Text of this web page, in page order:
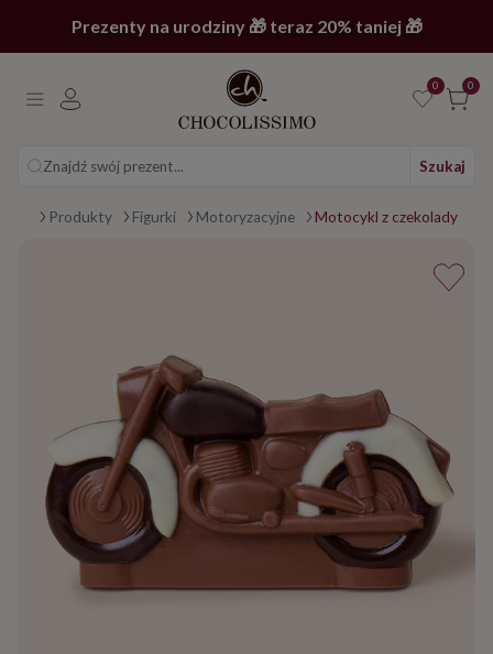
Prezenty na urodziny 🎁 teraz 20% taniej 🎁
0 0
Znajdź swój prezent... Szukaj
Strona główna
Produkty Figurki Motoryzacyjne Motocykl z czekolady